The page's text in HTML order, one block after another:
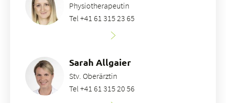
Physiotherapeutin
Tel +41 61 315 23 65
Sarah Allgaier
Stv. Oberärztin
Tel +41 61 315 20 56